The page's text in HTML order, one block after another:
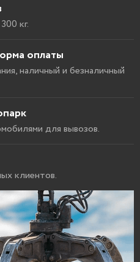
кг.
оплаты
наличный и безналичный
для вывозов.
клиентов.